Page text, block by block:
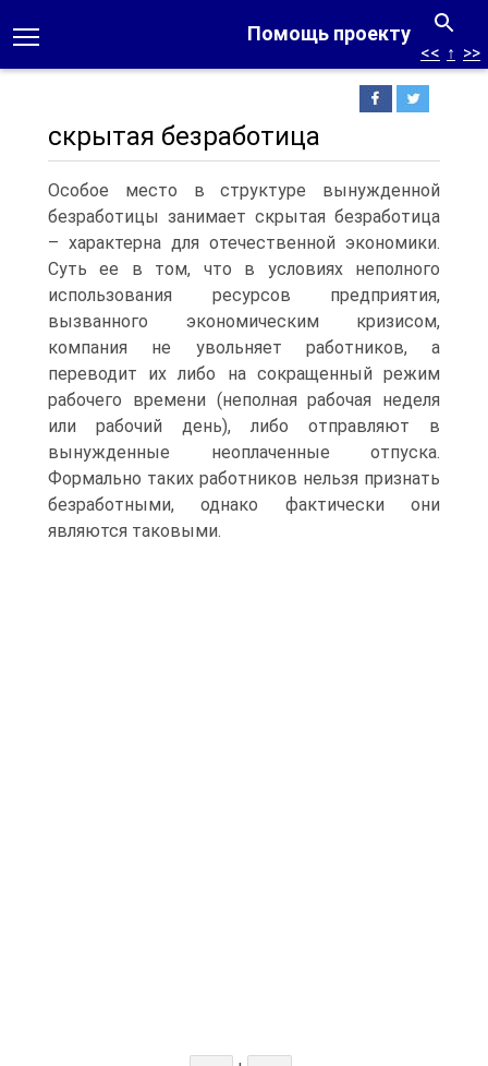
Помощь проекту
<< ↑ >>
скрытая безработица
Особое место в структуре вынужденной
безработицы занимает скрытая безработица
– характерна для отечественной экономики.
Суть ее в том, что в условиях неполного
использования ресурсов предприятия,
вызванного экономическим кризисом,
компания не увольняет работников, а
переводит их либо на сокращенный режим
рабочего времени (неполная рабочая неделя
или рабочий день), либо отправляют в
вынужденные неоплаченные отпуска.
Формально таких работников нельзя признать
безработными, однако фактически они
являются таковыми.